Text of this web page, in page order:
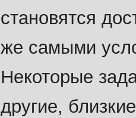
становятся
же самыми
Некоторые
другие,